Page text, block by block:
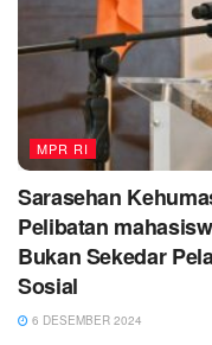
MPR RI
Sarasehan
Pelibatan
Bukan Sekedar
Sosial
6 DESEMBER 2024